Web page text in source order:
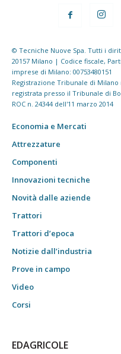
© Tecniche Nuove Spa. Tutti i
20157 Milano | Codice fiscale,
imprese di Milano: 00753480151
Registrazione Tribunale di
registrata presso il Tribunale di
ROC n. 24344 dell'11 marzo 2014
Economia e Mercati
Attrezzature
Componenti
Innovazioni tecniche
Novità dalle aziende
Trattori
Trattori d’epoca
Notizie dall’industria
Prove in campo
Video
Corsi
EDAGRICOLE